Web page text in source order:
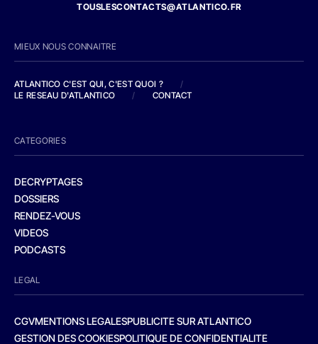
TOUSLESCONTACTS@ATLANTICO.FR
MIEUX NOUS CONNAITRE
ATLANTICO C'EST QUI, C'EST QUOI ?
/
LE RESEAU D'ATLANTICO
/ CONTACT
CATEGORIES
DECRYPTAGES
DOSSIERS
RENDEZ-VOUS
VIDEOS
PODCASTS
LEGAL
CGVMENTIONS LEGALESPUBLICITE SUR ATLANTICO
GESTION DES COOKIESPOLITIQUE DE CONFIDENTIALITE